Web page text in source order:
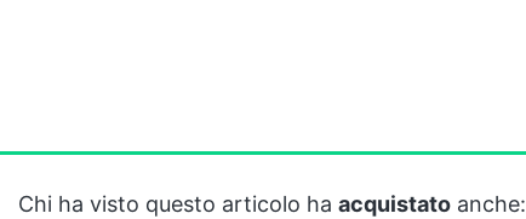
Chi ha visto questo articolo ha acquistatoanche: